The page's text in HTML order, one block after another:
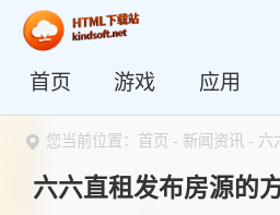
首页 游戏 应用
您当前位置： 首页 - 新闻资讯 - 六
六六直租发布房源的